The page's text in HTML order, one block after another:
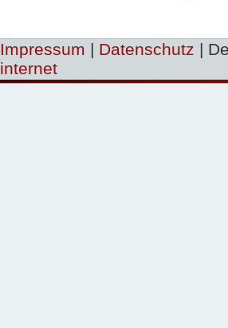
Impressum | Datenschutz |
internet